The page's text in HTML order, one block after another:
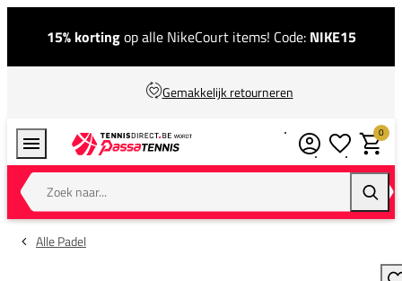
15% kortingop alle NikeCourt items! Code: NIKE15
Gemakkelijk retourneren
Zoek naar...
0
Alle Padel